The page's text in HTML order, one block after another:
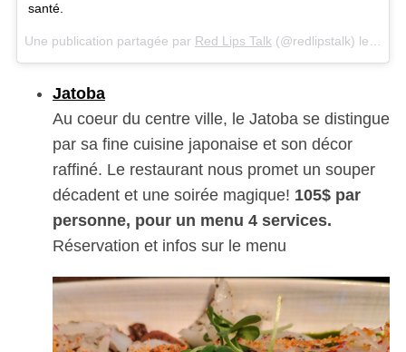
santé.
Une publication partagée par Red Lips Talk(@redlipstalk) le 27
Jatoba
Au coeur du centre ville, le Jatoba se distingue
par sa fine cuisine japonaise et son décor
raffiné. Le restaurant nous promet un souper
décadent et une soirée magique! 105$ par
personne, pour un menu 4 services.
Réservation et infos sur le menu